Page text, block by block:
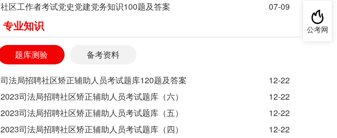
社区工作者考试党史党建党务知识100题及答案
07-09
专业知识
题库测验 备考资料
司法局招聘社区矫正辅助人员考试题库120题及答案
12-22
2023司法局招聘社区矫正辅助人员考试题库（六）
12-22
2023司法局招聘社区矫正辅助人员考试题库（五）
12-22
2023司法局招聘社区矫正辅助人员考试题库（四）
12-22
公考网